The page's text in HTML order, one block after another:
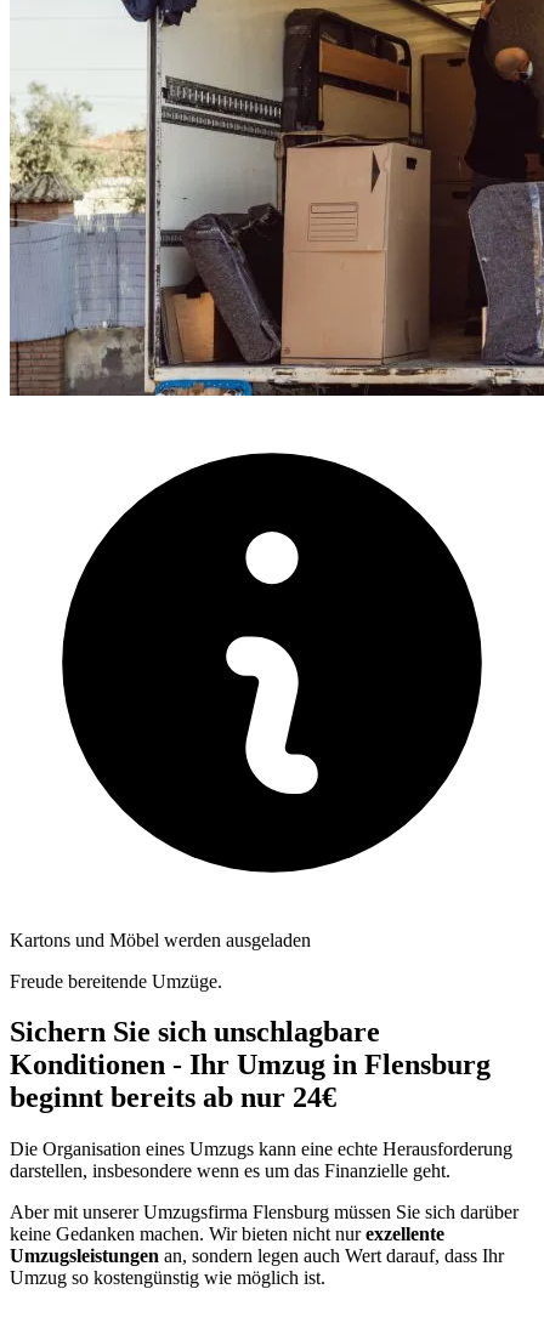
Kartons und Möbel werden ausgeladen
Freude bereitende Umzüge.
Sichern Sie sich unschlagbare
Konditionen - Ihr Umzug in Flensburg
beginnt bereits ab nur 24€
Die Organisation eines Umzugs kann eine echte Herausforderung
darstellen, insbesondere wenn es um das Finanzielle geht.
Aber mit unserer Umzugsfirma Flensburg müssen Sie sich darüber
keine Gedanken machen. Wir bieten nicht nurexzellente
Umzugsleistungen an, sondern legen auch Wert darauf, dass Ihr
Umzug so kostengünstig wie möglich ist.